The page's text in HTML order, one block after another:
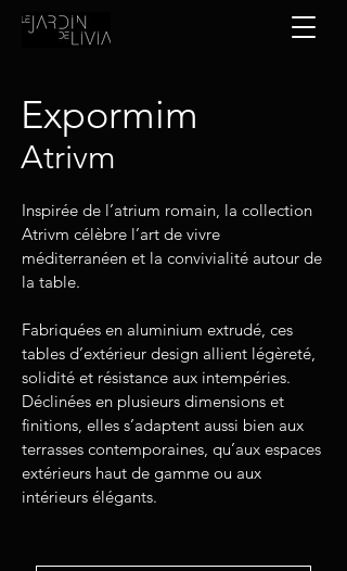
Expormim
Atrivm
Inspirée de l’atrium romain, la collection
Atrivm célèbre l’art de vivre
méditerranéen et la convivialité autour de
la table.
Fabriquées en aluminium extrudé, ces
tables d’extérieur design allient légèreté,
solidité et résistance aux intempéries.
Déclinées en plusieurs dimensions et
finitions, elles s’adaptent aussi bien aux
terrasses contemporaines, qu’aux espaces
extérieurs haut de gamme ou aux
intérieurs élégants.